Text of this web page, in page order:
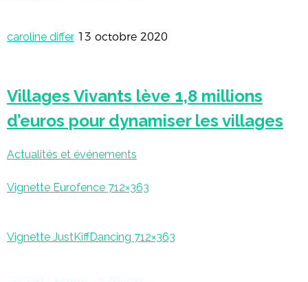
caroline differ 13 octobre 2020
Villages Vivants lève 1,8 millions
d’euros pour dynamiser les villages
Actualités et événements
Vignette Eurofence 712×363
Vignette JustKiffDancing 712×363